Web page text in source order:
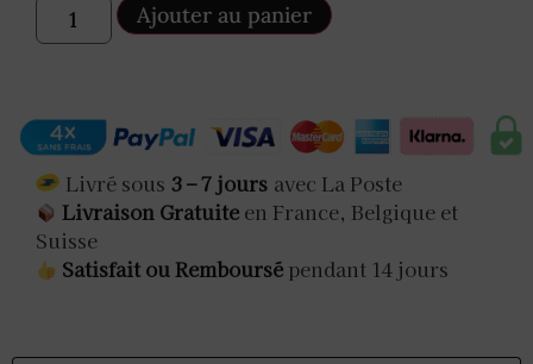
Ajouter au panier
Livré sous 3 – 7 jours avec La Poste
Livraison Gratuite en France, Belgique et
Suisse
Satisfait ou Remboursé pendant 14 jours